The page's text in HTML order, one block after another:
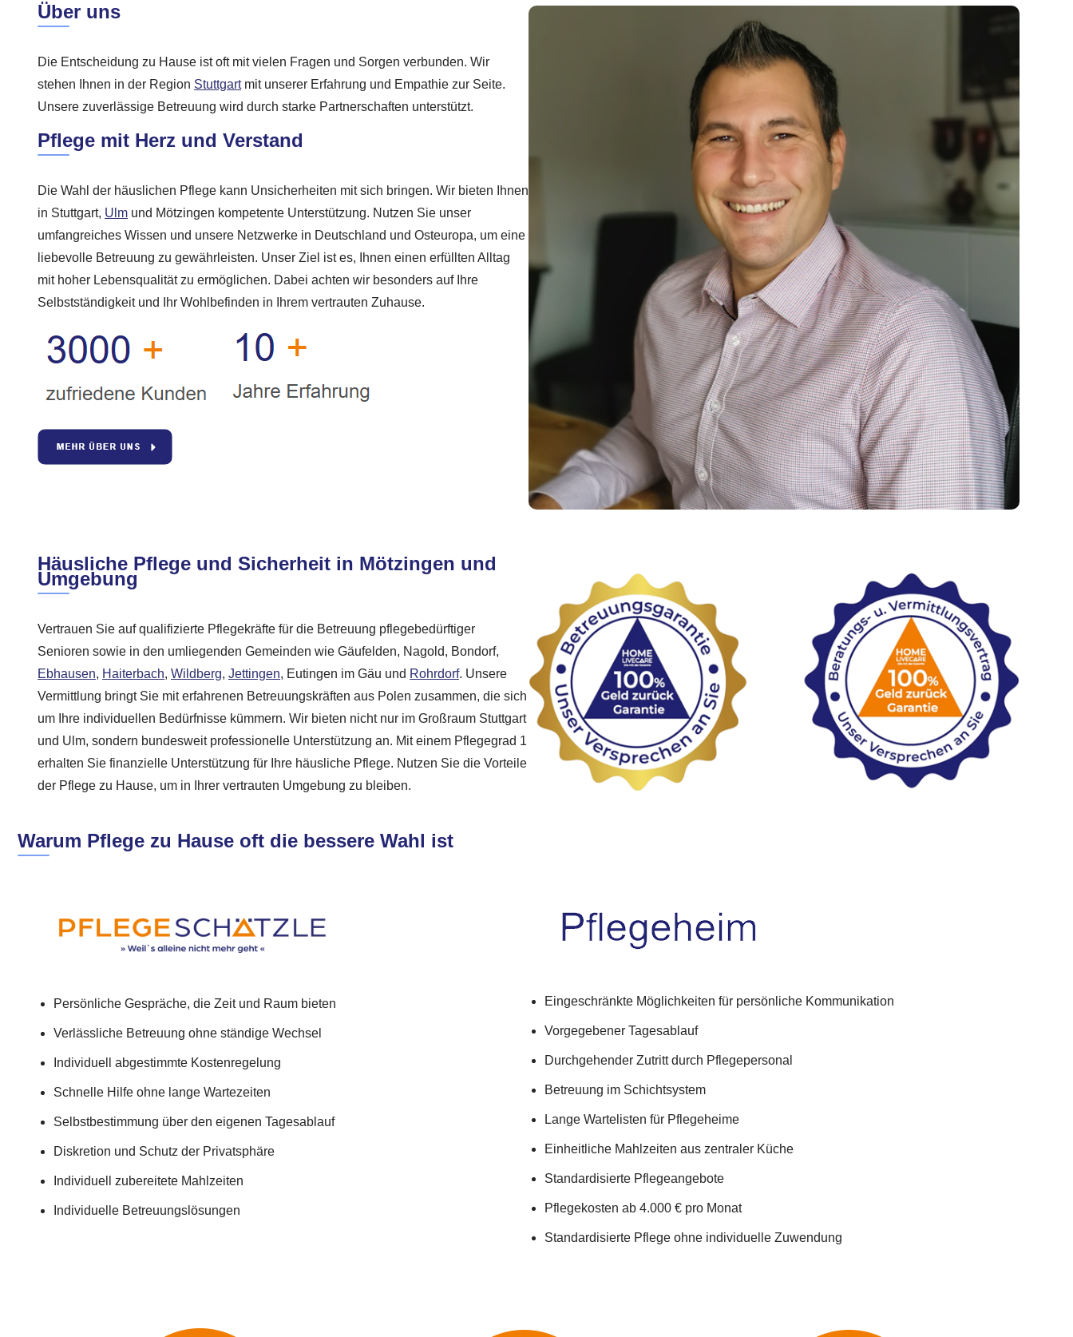
Über uns
Die Entscheidung zu Hause ist oft mit vielen Fragen und Sorgen verbunden. Wir
stehen Ihnen in der Region Stuttgartmit unserer Erfahrung und Empathie zur Seite.
Unsere zuverlässige Betreuung wird durch starke Partnerschaften unterstützt.
Pflege mit Herz und Verstand
Die Wahl der häuslichen Pflege kann Unsicherheiten mit sich bringen. Wir bieten Ihnen
in Stuttgart, Ulm und Mötzingen kompetente Unterstützung. Nutzen Sie unser
umfangreiches Wissen und unsere Netzwerke in Deutschland und Osteuropa, um eine
liebevolle Betreuung zu gewährleisten. Unser Ziel ist es, Ihnen einen erfüllten Alltag
mit hoher Lebensqualität zu ermöglichen. Dabei achten wir besonders auf Ihre
Selbstständigkeit und Ihr Wohlbefinden in Ihrem vertrauten Zuhause.
Häusliche Pflege und Sicherheit in Mötzingen und
Umgebung
Vertrauen Sie auf qualifizierte Pflegekräfte für die Betreuung pflegebedürftiger
Senioren sowie in den umliegenden Gemeinden wie Gäufelden, Nagold, Bondorf,
Ebhausen, Haiterbach, Wildberg, Jettingen, Eutingen im Gäu und Rohrdorf. Unsere
Vermittlung bringt Sie mit erfahrenen Betreuungskräften aus Polen zusammen, die sich
um Ihre individuellen Bedürfnisse kümmern. Wir bieten nicht nur im Großraum Stuttgart
und Ulm, sondern bundesweit professionelle Unterstützung an. Mit einem Pflegegrad 1
erhalten Sie finanzielle Unterstützung für Ihre häusliche Pflege. Nutzen Sie die Vorteile
der Pflege zu Hause, um in Ihrer vertrauten Umgebung zu bleiben.
Warum Pflege zu Hause oft die bessere Wahl ist
Persönliche Gespräche, die Zeit und Raum bieten
Verlässliche Betreuung ohne ständige Wechsel
Individuell abgestimmte Kostenregelung
Schnelle Hilfe ohne lange Wartezeiten
Selbstbestimmung über den eigenen Tagesablauf
Diskretion und Schutz der Privatsphäre
Individuell zubereitete Mahlzeiten
Individuelle Betreuungslösungen
Eingeschränkte Möglichkeiten für persönliche Kommunikation
Vorgegebener Tagesablauf
Durchgehender Zutritt durch Pflegepersonal
Betreuung im Schichtsystem
Lange Wartelisten für Pflegeheime
Einheitliche Mahlzeiten aus zentraler Küche
Standardisierte Pflegeangebote
Pflegekosten ab 4.000 € pro Monat
Standardisierte Pflege ohne individuelle Zuwendung